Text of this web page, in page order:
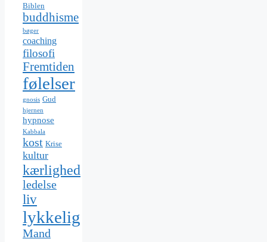
Biblen
buddhisme
bøger
coaching
filosofi
Fremtiden
følelser
gnosis Gud
hjernen
hypnose
Kabbala
kost Krise
kultur
kærlighed
ledelse
liv
lykkelig
Mand